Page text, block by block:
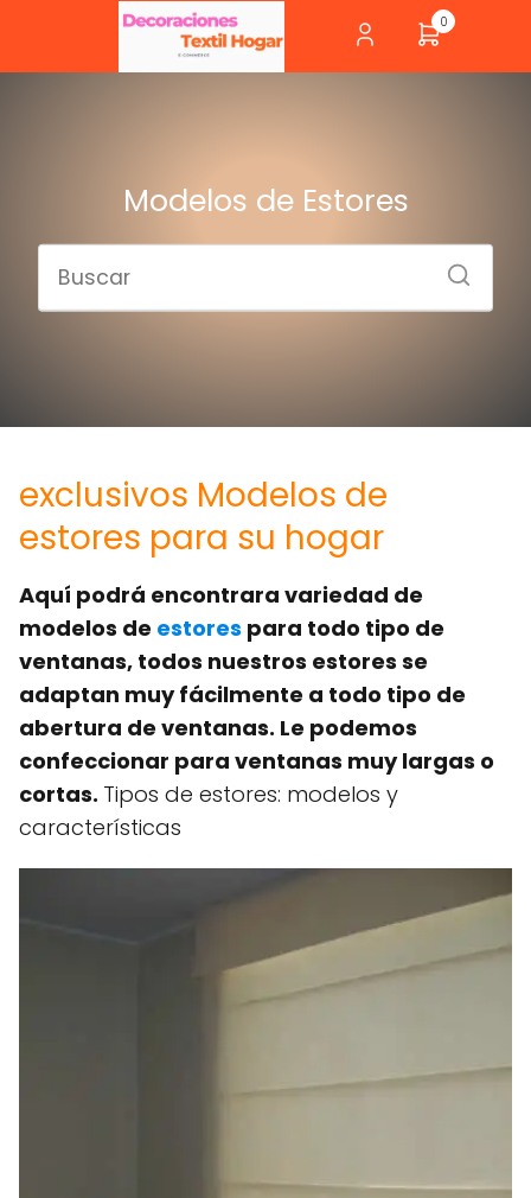
0
Modelos de Estores
exclusivos Modelos de
estores para su hogar
Aquí podrá encontrara variedad de
modelos de estores para todo tipo de
ventanas, todos nuestros estores se
adaptan muy fácilmente a todo tipo de
abertura de ventanas. Le podemos
confeccionar para ventanas muy largas o
cortas. Tipos de estores: modelos y
características